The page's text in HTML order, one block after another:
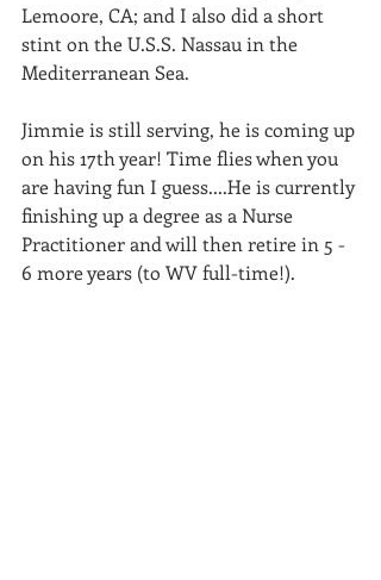
Lemoore, CA; and I also did a short
stint on the U.S.S. Nassau in the
Mediterranean Sea.
Jimmie is still serving, he is coming up
on his 17th year! Time flies when you
are having fun I guess....He is currently
finishing up a degree as a Nurse
Practitioner and will then retire in 5 -
6 more years (to WV full-time!).